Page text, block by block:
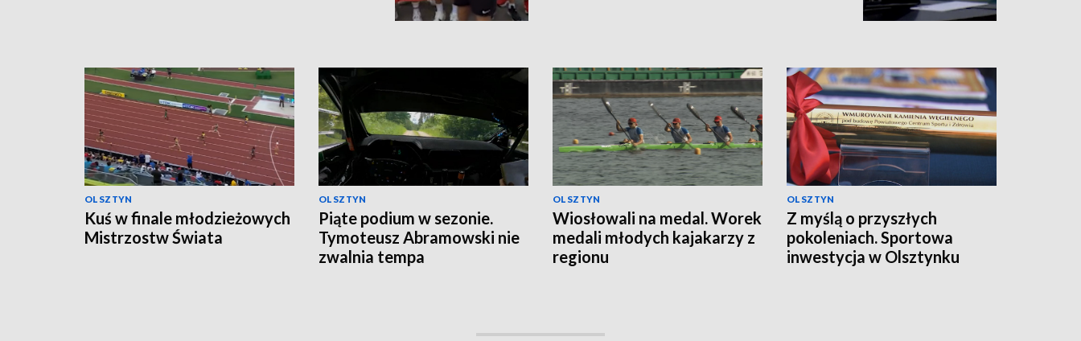
OLSZTYN
Kuś w finale młodzieżowych
Mistrzostw Świata
OLSZTYN
Piąte podium w sezonie.
Tymoteusz Abramowski nie
zwalnia tempa
OLSZTYN
Wiosłowali na medal. Worek
medali młodych kajakarzy z
regionu
OLSZTYN
Z myślą o przyszłych
pokoleniach. Sportowa
inwestycja w Olsztynku